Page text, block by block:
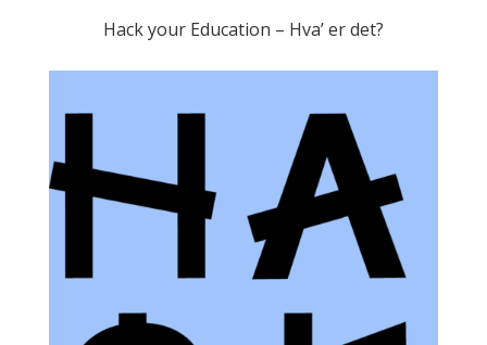
Hack your Education – Hva’ er det?